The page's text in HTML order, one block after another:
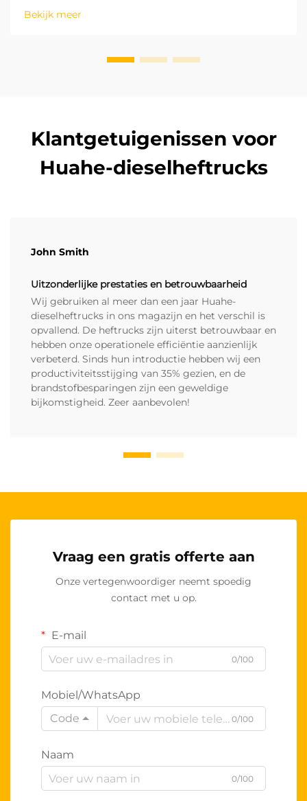
magazijnopslag en goederensortering als buitenshuis
laad- en loswerkzaamheden op het terrein. Dit maakt
Bekijk meer
Klantgetuigenissen voor
Huahe-dieselheftrucks
John Smith
Uitzonderlijke prestaties en betrouwbaarheid
Wij gebruiken al meer dan een jaar Huahe-
dieselheftrucks in ons magazijn en het verschil is
opvallend. De heftrucks zijn uiterst betrouwbaar en
hebben onze operationele efficiëntie aanzienlijk
verbeterd. Sinds hun introductie hebben wij een
productiviteitsstijging van 35% gezien, en de
brandstofbesparingen zijn een geweldige
bijkomstigheid. Zeer aanbevolen!
Vraag een gratis offerte aan
Onze vertegenwoordiger neemt spoedig
contact met u op.
E-mail
0/100
Mobiel/WhatsApp
Code
0/100
Naam
0/100